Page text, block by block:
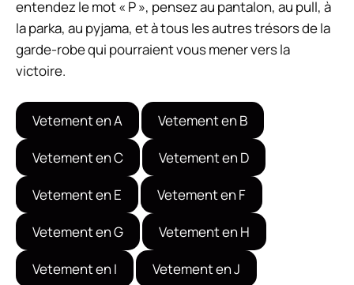
entendez le mot « P », pensez au pantalon, au pull, à
la parka, au pyjama, et à tous les autres trésors de la
garde-robe qui pourraient vous mener vers la
victoire.
Vetement en A Vetement en B
Vetement en C Vetement en D
Vetement en E Vetement en F
Vetement en G Vetement en H
Vetement en I Vetement en J